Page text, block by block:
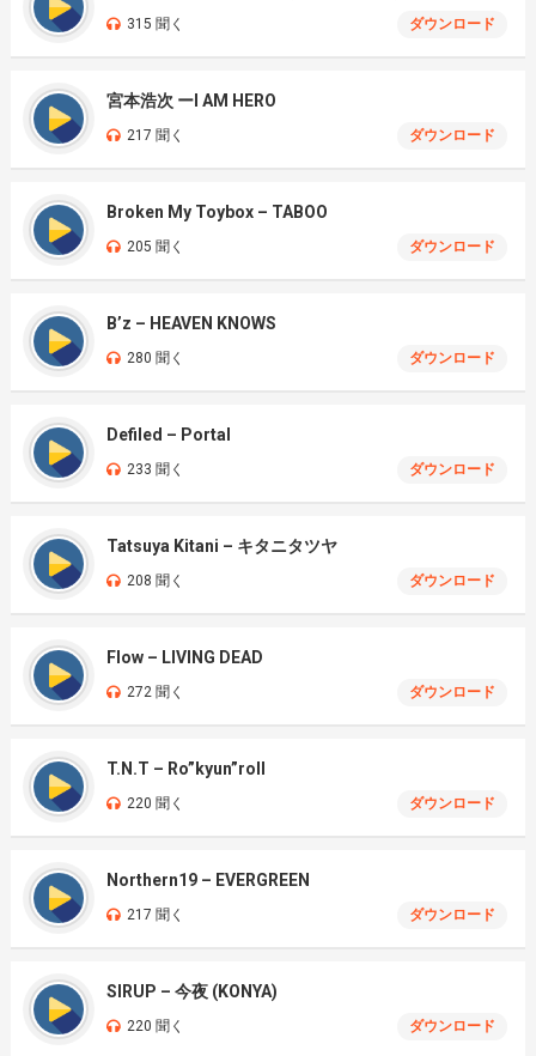
315 聞く ダウンロード
宮本浩次 ーI AM HERO
217 聞く ダウンロード
Broken My Toybox – TABOO
205 聞く ダウンロード
B’z – HEAVEN KNOWS
280 聞く ダウンロード
Defiled – Portal
233 聞く ダウンロード
Tatsuya Kitani – キタニタツヤ
208 聞く ダウンロード
Flow – LIVING DEAD
272 聞く ダウンロード
T.N.T – Ro”kyun”roll
220 聞く ダウンロード
Northern19 – EVERGREEN
217 聞く ダウンロード
SIRUP – 今夜 (KONYA)
220 聞く ダウンロード